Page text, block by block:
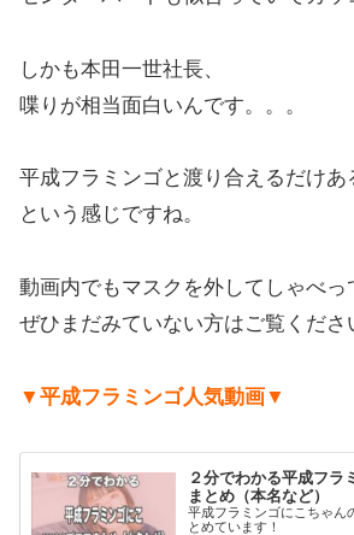
しかも本田一世社長、
喋りが相当面白いんです。。。
平成フラミンゴと渡り合えるだけあ
という感じですね。
動画内でもマスクを外してしゃべっ
ぜひまだみていない方はご覧くださ
▼平成フラミンゴ人気動画▼
２分でわかる平成フラ
まとめ（本名など）
平成フラミンゴにこちゃん
とめています！